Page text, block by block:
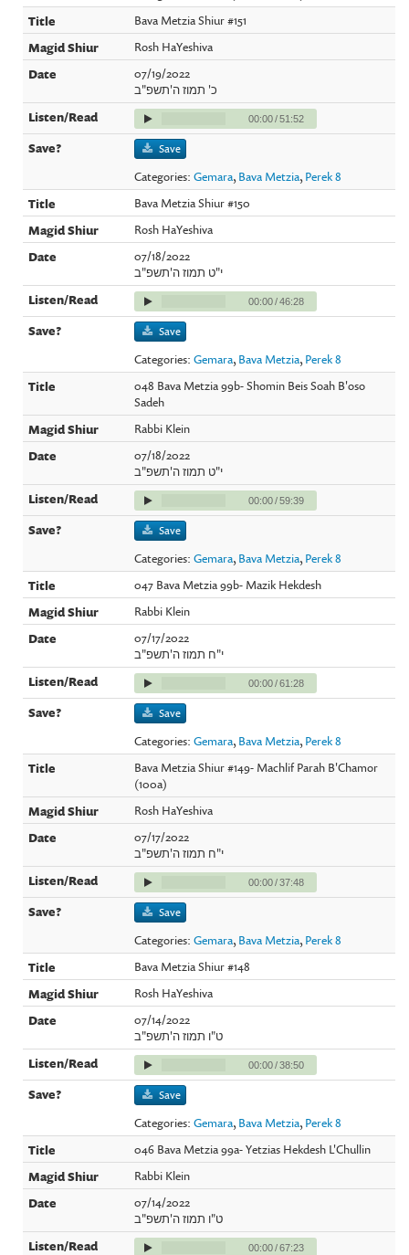
Bava Metzia Shiur #151
Rosh HaYeshiva
07/19/2022
כ' תמוז ה'תשפ"ב
00:00/51:52
Save
Categories:Gemara, Bava Metzia, Perek 8
Bava Metzia Shiur #150
Rosh HaYeshiva
07/18/2022
י"ט תמוז ה'תשפ"ב
00:00/46:28
Save
Categories:Gemara, Bava Metzia, Perek 8
048 Bava Metzia 99b- Shomin Beis Soah B'oso
Sadeh
Rabbi Klein
07/18/2022
י"ט תמוז ה'תשפ"ב
00:00/59:39
Save
Categories:Gemara, Bava Metzia, Perek 8
047 Bava Metzia 99b- Mazik Hekdesh
Rabbi Klein
07/17/2022
י"ח תמוז ה'תשפ"ב
00:00/61:28
Save
Categories:Gemara, Bava Metzia, Perek 8
Bava Metzia Shiur #149- Machlif Parah B'Chamor
(100a)
Rosh HaYeshiva
07/17/2022
י"ח תמוז ה'תשפ"ב
00:00/37:48
Save
Categories:Gemara, Bava Metzia, Perek 8
Bava Metzia Shiur #148
Rosh HaYeshiva
07/14/2022
ט"ו תמוז ה'תשפ"ב
00:00/38:50
Save
Categories:Gemara, Bava Metzia, Perek 8
046 Bava Metzia 99a- Yetzias Hekdesh L'Chullin
Rabbi Klein
07/14/2022
ט"ו תמוז ה'תשפ"ב
00:00/67:23